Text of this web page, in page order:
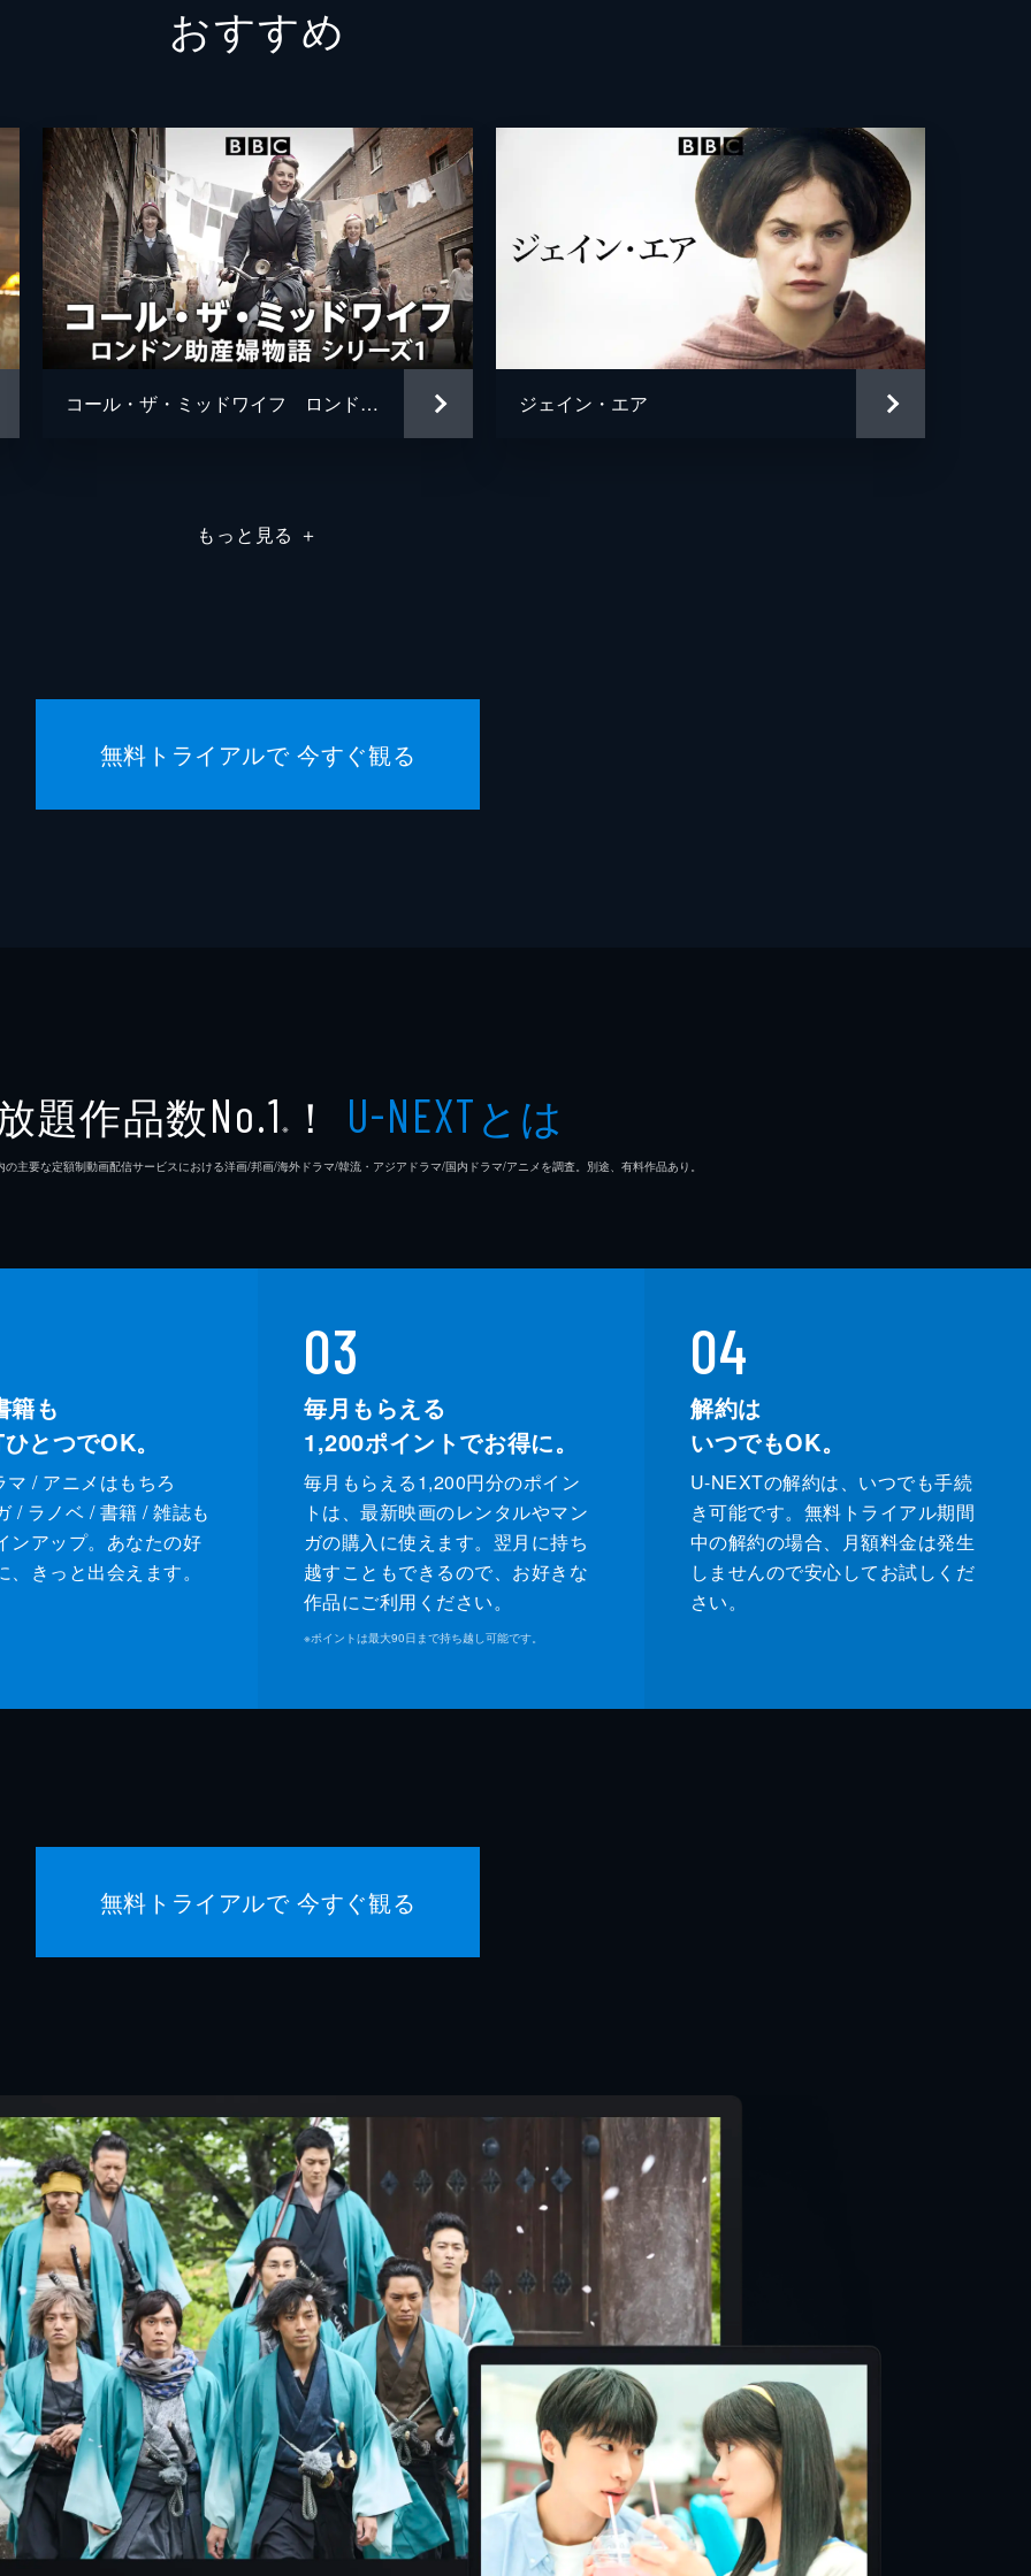
ピーター・ワイト
ニコラス・ファレル
トビアス・メンジーズ
アマンダ・ヘイル
ジェニファー・ハイアム
エイドリアン・シェアゴールド
おすすめ
コール・ザ・ミッドワイフ ロンドン助産婦物語 シリーズ1 ジェイン・エア
もっと見る ＋
無料トライアルで 今すぐ観る
題作品数No.1 ※ ！ U-NEXTとは
主要な定額制動画配信サービスにおける洋画/邦画/海外ドラマ/韓流・アジアドラマ/国内ドラマ/アニメを調査。別途、有料作品あり。
籍も
とつでOK。
マ / アニメはもちろ
/ ラノベ / 書籍 / 雑誌も
ンアップ。あなたの好
、きっと出会えます。
03
毎月もらえる
1,200ポイントでお得に。
毎月もらえる1,200円分のポイン
トは、最新映画のレンタルやマン
ガの購入に使えます。翌月に持ち
越すこともできるので、お好きな
作品にご利用ください。
※ポイントは最大90日まで持ち越し可能です。
04
解約は
いつでもOK。
U-NEXTの解約は、いつでも手続
き可能です。無料トライアル期間
中の解約の場合、月額料金は発生
しませんので安心してお試しくだ
さい。
無料トライアルで 今すぐ観る